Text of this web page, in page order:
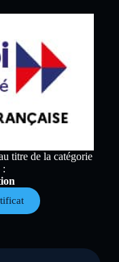
titre de la catégorie
: